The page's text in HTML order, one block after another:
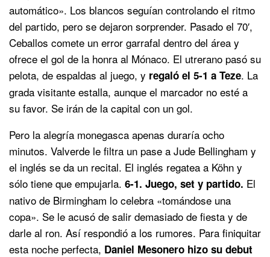
automático». Los blancos seguían controlando el ritmo
del partido, pero se dejaron sorprender. Pasado el 70′,
Ceballos comete un error garrafal dentro del área y
ofrece el gol de la honra al Mónaco. El utrerano pasó su
pelota, de espaldas al juego, y regaló el 5-1 a Teze. La
grada visitante estalla, aunque el marcador no esté a
su favor. Se irán de la capital con un gol.
Pero la alegría monegasca apenas duraría ocho
minutos. Valverde le filtra un pase a Jude Bellingham y
el inglés se da un recital. El inglés regatea a Köhn y
sólo tiene que empujarla. 6-1. Juego, set y partido. El
nativo de Birmingham lo celebra «tomándose una
copa». Se le acusó de salir demasiado de fiesta y de
darle al ron. Así respondió a los rumores. Para finiquitar
esta noche perfecta, Daniel Mesonero hizo su debut